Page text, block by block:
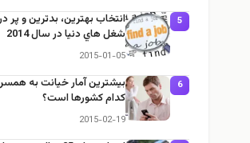
انتخاب بهترین، بدترین و پر درآمدترين
شغل هاي دنیا در سال 2014
2015-01-05
بيشترين آمار خيانت به همسر متعلق به
كدام كشورها است؟
2015-02-19